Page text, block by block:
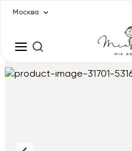
Москва